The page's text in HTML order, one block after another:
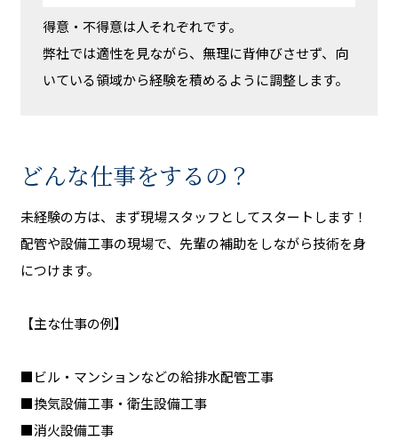
得意・不得意は人それぞれです。
弊社では適性を見ながら、無理に背伸びさせず、向
いている領域から経験を積めるように調整します。
どんな仕事をするの？
未経験の方は、まず現場スタッフとしてスタートします！
配管や設備工事の現場で、先輩の補助をしながら技術を身
につけます。
【主な仕事の例】
■ビル・マンションなどの給排水配管工事
■換気設備工事・衛生設備工事
■消火設備工事